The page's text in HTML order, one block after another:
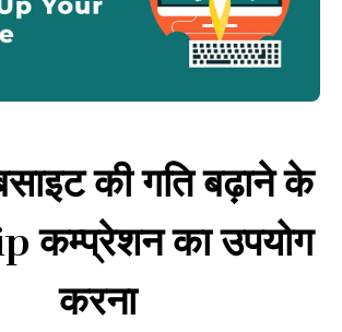
की गति बढ़ाने के
कम्प्रेशन का उपयोग
करना